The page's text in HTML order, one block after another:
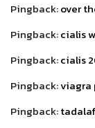
Pingback:over
Pingback:cialis
Pingback:cialis
Pingback:viagra
Pingback: